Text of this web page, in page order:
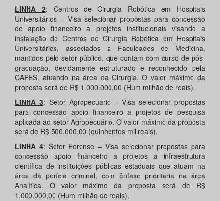
LINHA 2: Centros de Cirurgia Robótica em Hospitais
Universitários – Visa selecionar propostas para concessão
de apoio financeiro a projetos institucionais visando a
instalação de Centros de Cirurgia Robótica em Hospitais
Universitários, associados a Faculdades de Medicina,
mantidos pelo setor público, que contam com curso de pós-
graduação, devidamente estruturado e reconhecido pela
CAPES, atuando na área da Cirurgia. O valor máximo da
proposta será de R$ 1.000.000,00 (Hum milhão de reais).
LINHA 3: Setor Agropecuário – Visa selecionar propostas
para concessão apoio financeiro a projetos de pesquisa
aplicada ao setor Agropecuário. O valor máximo da proposta
será de R$ 500.000,00 (quinhentos mil reais).
LINHA 4: Setor Forense – Visa selecionar propostas para
concessão apoio financeiro a projetos a infraestrutura
científica de instituições públicas estaduais que atuam na
área da perícia criminal, com ênfase prioritária na área
Analítica. O valor máximo da proposta será de R$
1.000.000,00 (Hum milhão de reais).